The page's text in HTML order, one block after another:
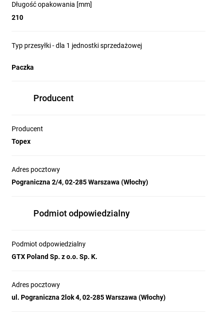
Długość opakowania [mm]
210
Typ przesyłki - dla 1 jednostki sprzedażowej
Paczka
Producent
Producent
Topex
Adres pocztowy
Pograniczna 2/4, 02-285 Warszawa (Włochy)
Podmiot odpowiedzialny
Podmiot odpowiedzialny
GTX Poland Sp. z o.o. Sp. K.
Adres pocztowy
ul. Pograniczna 2lok 4, 02-285 Warszawa (Włochy)